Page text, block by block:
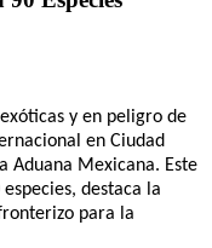
y en peligro de
en Ciudad
Aduana Mexicana. Este
destaca la
para la